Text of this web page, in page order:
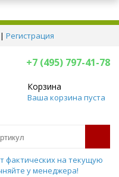
| Регистрация
+7 (495) 797-41-78
Корзина
Ваша корзина пуста
фактических на текущую
у менеджера!